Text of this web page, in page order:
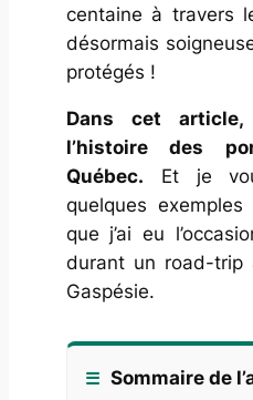
centaine à travers
désormais
protégés !
Dans cet
l’histoire des
Québec. Et je
quelques
que j’ai eu
durant un road-trip
Gaspésie.
Sommaire de